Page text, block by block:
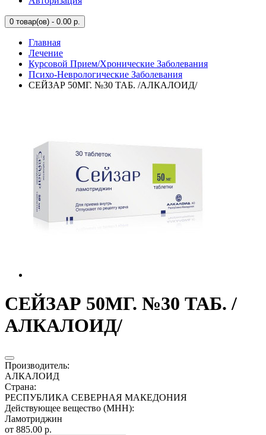
0 товар(ов) - 0.00 р.
Главная
Лечение
Курсовой Прием/Хронические Заболевания
Психо-Неврологические Заболевания
СЕЙЗАР 50МГ. №30 ТАБ. /АЛКАЛОИД/
СЕЙЗАР 50МГ. №30 ТАБ. /
АЛКАЛОИД/
Производитель:
АЛКАЛОИД
Страна:
РЕСПУБЛИКА СЕВЕРНАЯ МАКЕДОНИЯ
Действующее вещество (МНН):
Ламотриджин
от 885.00 р.